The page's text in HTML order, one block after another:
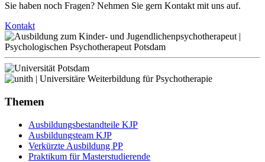
Sie haben noch Fragen? Nehmen Sie gern Kontakt mit uns auf.
Kontakt
Themen
Ausbildungsbestandteile KJP
Ausbildungsteam KJP
Verkürzte Ausbildung PP
Praktikum für Masterstudierende